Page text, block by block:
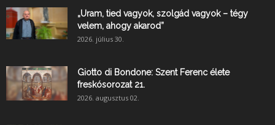
„Uram, tied vagyok, szolgád vagyok – tégy
velem, ahogy akarod”
2026. július 30.
Giotto di Bondone: Szent Ferenc élete
freskósorozat 21.
2026. augusztus 02.